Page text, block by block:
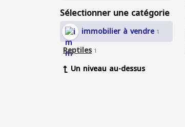
Sélectionner une catégorie
immobilier à vendre 1
Reptiles 1
Un niveau au-dessus